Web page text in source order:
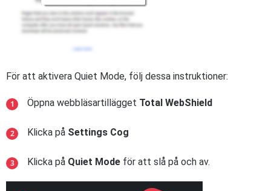
För att aktivera Quiet Mode, följ dessa instruktioner:
Öppna webbläsartillägget Total WebShield
Klicka på Settings Cog
Klicka på Quiet Mode för att slå på och av.